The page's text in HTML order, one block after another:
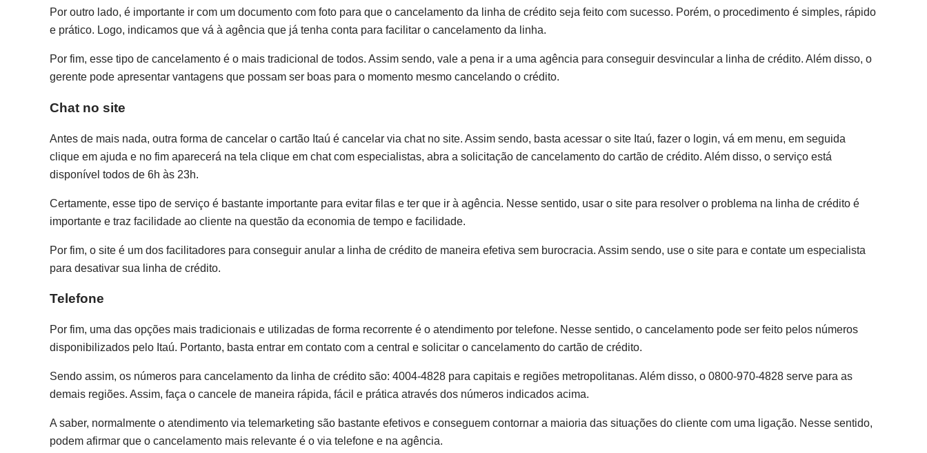
Por outro lado, é importante ir com um documento com foto para que o cancelamento da linha de crédito seja feito com sucesso. Porém, o procedimento é simples, rápido
e prático. Logo, indicamos que vá à agência que já tenha conta para facilitar o cancelamento da linha.
Por fim, esse tipo de cancelamento é o mais tradicional de todos. Assim sendo, vale a pena ir a uma agência para conseguir desvincular a linha de crédito. Além disso, o
gerente pode apresentar vantagens que possam ser boas para o momento mesmo cancelando o crédito.
Chat no site
Antes de mais nada, outra forma de cancelar o cartão Itaú é cancelar via chat no site. Assim sendo, basta acessar o site Itaú, fazer o login, vá em menu, em seguida
clique em ajuda e no fim aparecerá na tela clique em chat com especialistas, abra a solicitação de cancelamento do cartão de crédito. Além disso, o serviço está
disponível todos de 6h às 23h.
Certamente, esse tipo de serviço é bastante importante para evitar filas e ter que ir à agência. Nesse sentido, usar o site para resolver o problema na linha de crédito é
importante e traz facilidade ao cliente na questão da economia de tempo e facilidade.
Por fim, o site é um dos facilitadores para conseguir anular a linha de crédito de maneira efetiva sem burocracia. Assim sendo, use o site para e contate um especialista
para desativar sua linha de crédito.
Telefone
Por fim, uma das opções mais tradicionais e utilizadas de forma recorrente é o atendimento por telefone. Nesse sentido, o cancelamento pode ser feito pelos números
disponibilizados pelo Itaú. Portanto, basta entrar em contato com a central e solicitar o cancelamento do cartão de crédito.
Sendo assim, os números para cancelamento da linha de crédito são: 4004-4828 para capitais e regiões metropolitanas. Além disso, o 0800-970-4828 serve para as
demais regiões. Assim, faça o cancele de maneira rápida, fácil e prática através dos números indicados acima.
A saber, normalmente o atendimento via telemarketing são bastante efetivos e conseguem contornar a maioria das situações do cliente com uma ligação. Nesse sentido,
podem afirmar que o cancelamento mais relevante é o via telefone e na agência.